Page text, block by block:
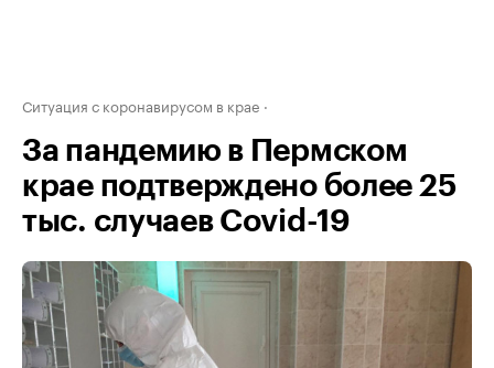
Ситуация с коронавирусом в крае
За пандемию в Пермском
крае подтверждено более 25
тыс. случаев Covid-19